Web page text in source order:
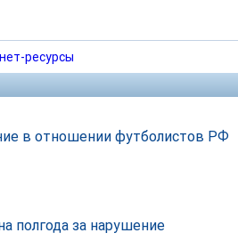
ресурсы
в отношении футболистов РФ
полгода за нарушение